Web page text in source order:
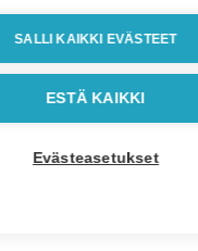
Lähiosoite
Postinumero
SALLI KAIKKI EVÄSTEET
ESTÄ KAIKKI
Evästeasetukset